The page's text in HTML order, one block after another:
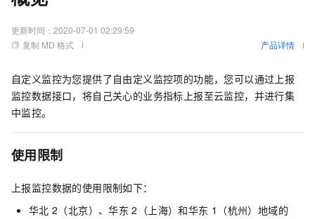
更新时间： 2020-07-01 02:29:59
复制 MD 格式
产品详情
自定义监控为您提供了自由定义监控项的功能，您可以通过上报
监控数据接口，将自己关心的业务指标上报至云监控，并进行集
中监控。
使用限制
上报监控数据的使用限制如下：
华北 2（北京）、华东 2（上海）和华东 1（杭州）地域的